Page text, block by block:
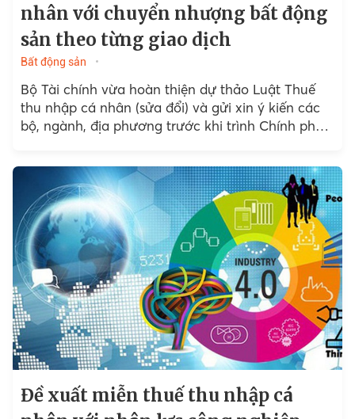
nhân với chuyển nhượng bất động
sản theo từng giao dịch
Bất động sản
Bộ Tài chính vừa hoàn thiện dự thảo Luật Thuế
thu nhập cá nhân (sửa đổi) và gửi xin ý kiến các
bộ, ngành, địa phương trước khi trình Chính phủ
Đề xuất miễn thuế thu nhập cá